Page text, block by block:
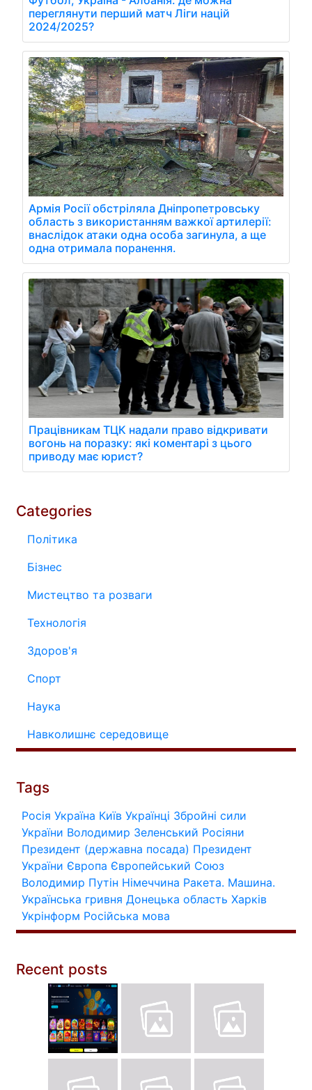
переглянути перший матч Ліги націй
2024/2025?
Армія Росії обстріляла Дніпропетровську
область з використанням важкої артилерії:
внаслідок атаки одна особа загинула, а ще
одна отримала поранення.
Працівникам ТЦК надали право відкривати
вогонь на поразку: які коментарі з цього
приводу має юрист?
Categories
Політика
Бізнес
Мистецтво та розваги
Технологія
Здоров'я
Спорт
Наука
Навколишнє середовище
Tags
Росія Україна Київ Українці Збройні сили
України Володимир Зеленський Росіяни
Президент (державна посада) Президент
України Європа Європейський Союз
Володимир Путін Німеччина Ракета. Машина.
Українська гривня Донецька область Харків
Укрінформ Російська мова
Recent posts